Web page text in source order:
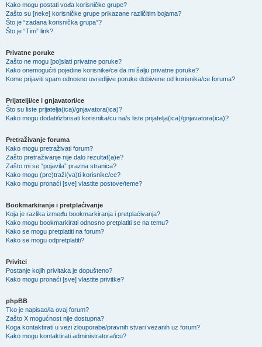
Kako mogu postati vođa korisničke grupe?
Zašto su [neke] korisničke grupe prikazane različitim bojama?
Što je “zadana korisnička grupa”?
Što je “Tim” link?
Privatne poruke
Zašto ne mogu [po]slati privatne poruke?
Kako onemogućiti pojedine korisnike/ce da mi šalju privatne poruke?
Kome prijaviti spam odnosno uvredljive poruke dobivene od korisnika/ce foruma?
Prijatelji/ce i gnjavatori/ce
Što su liste prijatelja(ica)/gnjavatora(ica)?
Kako mogu dodati/izbrisati korisnika/cu na/s liste prijatelja(ica)/gnjavatora(ica)?
Pretraživanje foruma
Kako mogu pretraživati forum?
Zašto pretraživanje nije dalo rezultat(a)e?
Zašto mi se “pojavila” prazna stranica?
Kako mogu (pre)traži(va)ti korisnike/ce?
Kako mogu pronaći [sve] vlastite postove/teme?
Bookmarkiranje i pretplaćivanje
Koja je razlika između bookmarkiranja i pretplaćivanja?
Kako mogu bookmarkirati odnosno pretplatiti se na temu?
Kako se mogu pretplatiti na forum?
Kako se mogu odpretplatiti?
Privitci
Postanje kojih privitaka je dopušteno?
Kako mogu pronaći [sve] vlastite privitke?
phpBB
Tko je napisao/la ovaj forum?
Zašto X mogućnost nije dostupna?
Koga kontaktirati u vezi zlouporabe/pravnih stvari vezanih uz forum?
Kako mogu kontaktirati administratora/icu?